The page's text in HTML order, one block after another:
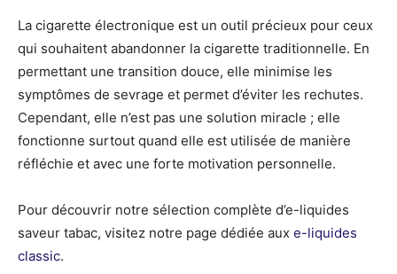
La cigarette électronique est un outil précieux pour ceux
qui souhaitent abandonner la cigarette traditionnelle. En
permettant une transition douce, elle minimise les
symptômes de sevrage et permet d’éviter les rechutes.
Cependant, elle n’est pas une solution miracle ; elle
fonctionne surtout quand elle est utilisée de manière
réfléchie et avec une forte motivation personnelle.
Pour découvrir notre sélection complète d’e-liquides
saveur tabac, visitez notre page dédiée aux e-liquides
classic.